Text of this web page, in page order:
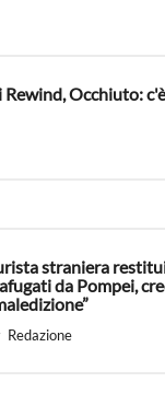
Occhiuto:
straniera
da Pompei,
Redazione